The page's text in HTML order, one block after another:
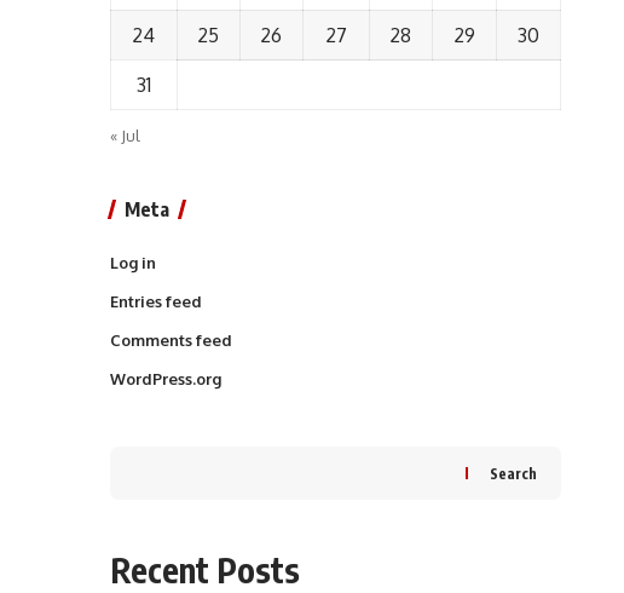
24 25 26 27 28 29 30
31
« Jul
Meta
Log in
Entries feed
Comments feed
WordPress.org
Search
Recent Posts